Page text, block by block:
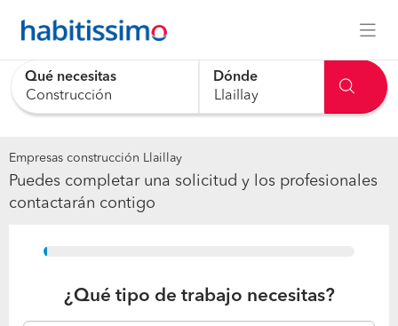
Qué necesitas Dónde
Empresas construcción Llaillay
Puedes completar una solicitud y los profesionales
contactarán contigo
15%
¿Qué tipo de trabajo necesitas?